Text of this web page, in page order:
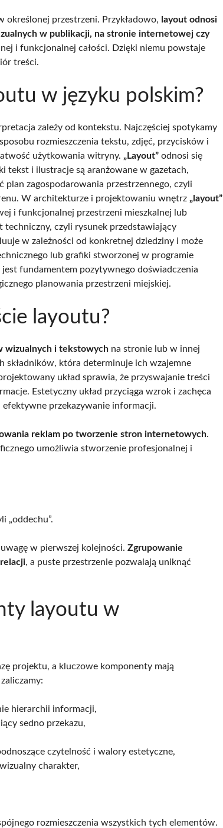
określonej przestrzeni. Przykładowo, layout odnosi
w publikacji, na stronie internetowej czy
i funkcjonalnej całości. Dzięki niemu powstaje
treści.
w języku polskim?
zależy od kontekstu. Najczęściej spotykamy
rozmieszczenia tekstu, zdjęć, przycisków i
użytkowania witryny. „Layout” odnosi się
tekst i ilustracje są aranżowane w gazetach,
zagospodarowania przestrzennego, czyli
W architekturze i projektowaniu wnętrz „layout”
i funkcjonalnej przestrzeni mieszkalnej lub
techniczny, czyli rysunek przedstawiający
w zależności od konkretnej dziedziny i może
lub grafiki stworzonej w programie
fundamentem pozytywnego doświadczenia
planowania przestrzeni miejskiej.
layoutu?
wizualnych i tekstowych na stronie lub w innej
składników, która determinuje ich wzajemne
układ sprawia, że przyswajanie treści
Estetyczny układ przyciąga wzrok i zachęca
przekazywanie informacji.
reklam po tworzenie stron internetowych.
umożliwia stworzenie profesjonalnej i
„oddechu”.
w pierwszej kolejności. Zgrupowanie
, a puste przestrzenie pozwalają uniknąć
layoutu w
projektu, a kluczowe komponenty mają
hierarchii informacji,
sedno przekazu,
czytelność i walory estetyczne,
charakter,
rozmieszczenia wszystkich tych elementów.